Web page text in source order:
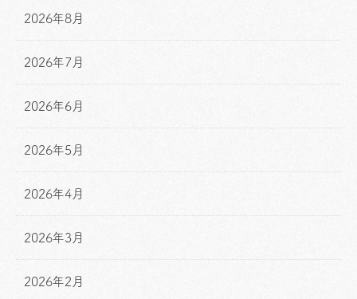
2026年8月
2026年7月
2026年6月
2026年5月
2026年4月
2026年3月
2026年2月